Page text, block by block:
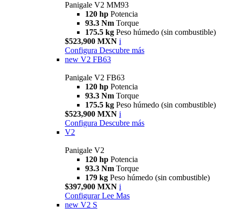
Panigale V2 MM93
120 hp Potencia
93.3 Nm Torque
175.5 kg Peso húmedo (sin combustible)
$523,900 MXN i
Configura Descubre más
new V2 FB63
Panigale V2 FB63
120 hp Potencia
93.3 Nm Torque
175.5 kg Peso húmedo (sin combustible)
$523,900 MXN i
Configura Descubre más
V2
Panigale V2
120 hp Potencia
93.3 Nm Torque
179 kg Peso húmedo (sin combustible)
$397,900 MXN i
Configurar Lee Mas
new V2 S